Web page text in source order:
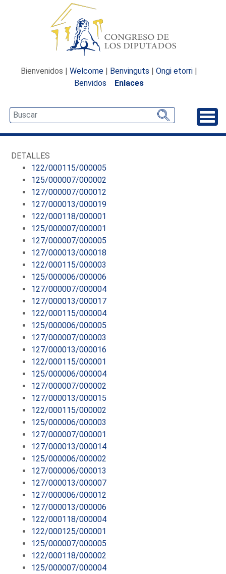
Bienvenidos | Welcome | Benvinguts | Ongi etorri |
Benvidos
Enlaces
DETALLES
122/000115/000005
125/000007/000002
127/000007/000012
127/000013/000019
122/000118/000001
125/000007/000001
127/000007/000005
127/000013/000018
122/000115/000003
125/000006/000006
127/000007/000004
127/000013/000017
122/000115/000004
125/000006/000005
127/000007/000003
127/000013/000016
122/000115/000001
125/000006/000004
127/000007/000002
127/000013/000015
122/000115/000002
125/000006/000003
127/000007/000001
127/000013/000014
125/000006/000002
127/000006/000013
127/000013/000007
127/000006/000012
127/000013/000006
122/000118/000004
122/000125/000001
125/000007/000005
122/000118/000002
125/000007/000004